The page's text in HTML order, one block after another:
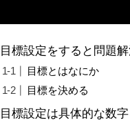
目標設定をすると問題
目標とはなにか
目標を決める
目標設定は具体的な数